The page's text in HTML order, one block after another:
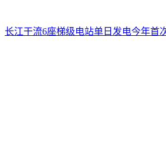
长江干流6座梯级电站单日发电今年首